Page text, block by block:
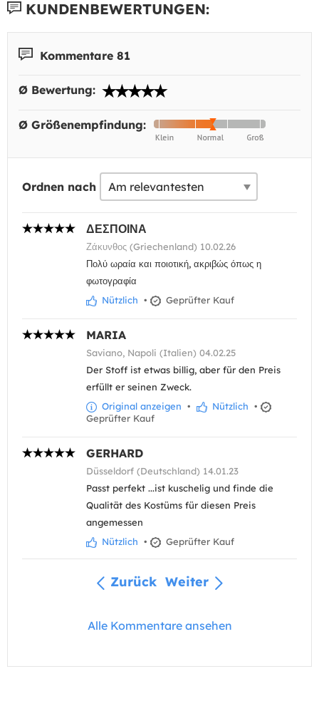
KUNDENBEWERTUNGEN:
Kommentare 81
Ø Bewertung:
Ø Größenempfindung:
Ordnen nach
ΔΕΣΠΟΙΝΑ
Ζάκυνθος (Griechenland) 10.02.26
Πολύ ωραία και ποιοτική, ακριβώς όπως η
φωτογραφία
Nützlich • Geprüfter Kauf
MARIA
Saviano, Napoli (Italien) 04.02.25
Der Stoff ist etwas billig, aber für den Preis
erfüllt er seinen Zweck.
Original anzeigen • Nützlich •
Geprüfter Kauf
GERHARD
Düsseldorf (Deutschland) 14.01.23
Passt perfekt ...ist kuschelig und finde die
Qualität des Kostüms für diesen Preis
angemessen
Nützlich • Geprüfter Kauf
Zurück Weiter
Alle Kommentare ansehen